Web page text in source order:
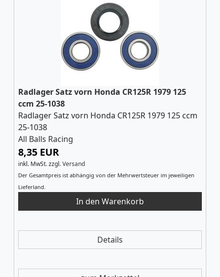
Radlager Satz vorn Honda CR125R 1979 125
ccm 25-1038
Radlager Satz vorn Honda CR125R 1979 125 ccm
25-1038
All Balls Racing
8,35 EUR
inkl. MwSt.zzgl.Versand
Der Gesamtpreis ist abhängig von der Mehrwertsteuer im jeweiligen
Lieferland.
Details